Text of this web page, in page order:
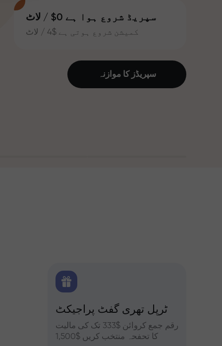
سپریڈ شروع ہوا ہے 0$ / لاٹ
کمیشن شروع ہوتی ہے $4 / لاٹ
سپریڈز کا موازنہ
ٹرپل تھری گفٹ پراجیکٹ
رقم جمع کروائن $333 تک کی مالیت
کا تحفحہ منتخب کریں $1,500